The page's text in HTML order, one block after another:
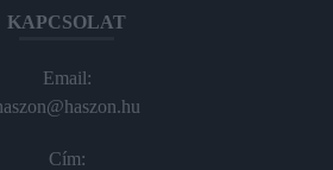
KAPCSOLAT
Email:
Cím: